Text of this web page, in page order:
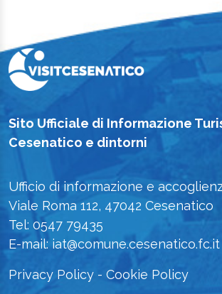
Sito Ufficiale di Informazione
Cesenatico e dintorni
Ufficio di informazione e
Viale Roma 112, 47042 Cesenatico
Tel: 0547 79435
E-mail: iat@comune.cesenatico.fc.it
Privacy Policy - Cookie Policy